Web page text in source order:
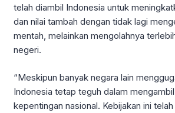
telah diambil Indonesia untuk
dan nilai tambah dengan tidak lagi
mentah, melainkan mengolahnya
negeri.
“Meskipun banyak negara lain
Indonesia tetap teguh dalam
kepentingan nasional. Kebijakan ini